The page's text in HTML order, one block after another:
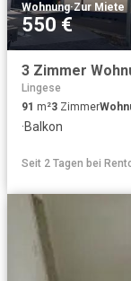
Wohnung·Zur Miete
550 €
Lingese
91 m²3 Zimmer
·Balkon
Seit 2 Tagen bei